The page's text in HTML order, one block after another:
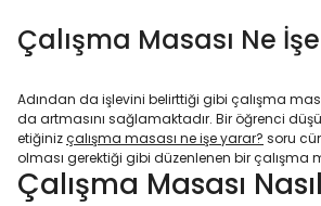
Çalışma Masası Ne
Adından da işlevini belirttiği gibi çalışma
da artmasını sağlamaktadır. Bir öğrenci
etiğinizçalışma masası ne işe yarar? soru
olması gerektiği gibi düzenlenen bir çalışma
Çalışma Masası